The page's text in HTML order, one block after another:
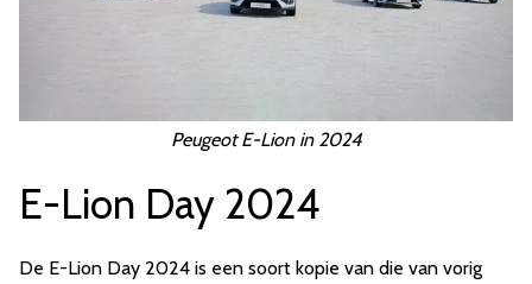
Peugeot E-Lion in 2024
E-Lion Day 2024
De E-Lion Day 2024 is een soort kopie van die van vorig